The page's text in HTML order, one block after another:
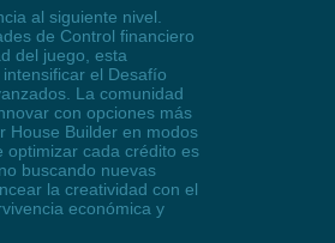
al siguiente nivel.
de Control financiero
del juego, esta
el Desafío
La comunidad
con opciones más
House Builder en modos
optimizar cada crédito es
buscando nuevas
la creatividad con el
económica y